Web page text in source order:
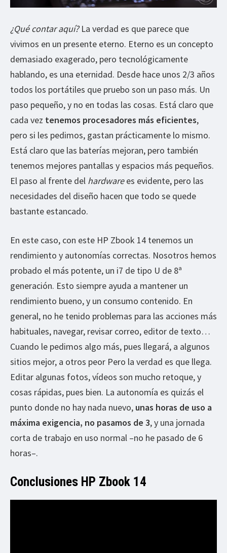
¿Qué contar aquí?La verdad es que parece que
vivimos en un presente eterno. Eterno es un concepto
demasiado exagerado, pero tecnológicamente
hablando, es una eternidad. Desde hace unos 2/3 años
todos los portátiles que pruebo son un paso más. Un
paso pequeño, y no en todas las cosas. Está claro que
cada vez tenemos procesadores más eficientes,
pero si les pedimos, gastan prácticamente lo mismo.
Está claro que las baterías mejoran, pero también
tenemos mejores pantallas y espacios más pequeños.
El paso al frente del hardwarees evidente, pero las
necesidades del diseño hacen que todo se quede
bastante estancado.
En este caso, con este HP Zbook 14 tenemos un
rendimiento y autonomías correctas. Nosotros hemos
probado el más potente, un i7 de tipo U de 8ª
generación. Esto siempre ayuda a mantener un
rendimiento bueno, y un consumo contenido. En
general, no he tenido problemas para las acciones más
habituales, navegar, revisar correo, editor de texto…
Cuando le pedimos algo más, pues llegará, a algunos
sitios mejor, a otros peor Pero la verdad es que llega.
Editar algunas fotos, vídeos son mucho retoque, y
cosas rápidas, pues bien. La autonomía es quizás el
punto donde no hay nada nuevo, unas horas de uso a
máxima exigencia, no pasamos de 3, y una jornada
corta de trabajo en uso normal –no he pasado de 6
horas–.
Conclusiones HP Zbook 14